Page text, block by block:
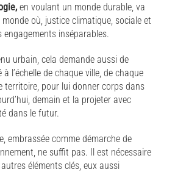
en voulant un monde durable, va
où, justice climatique, sociale et
inséparables.
urbain, cela demande aussi de
l’échelle de chaque ville, de chaque
territoire, pour lui donner corps dans
demain et la projeter avec
dans le futur.
embrassée comme démarche de
ne suffit pas. Il est nécessaire
éléments clés, eux aussi